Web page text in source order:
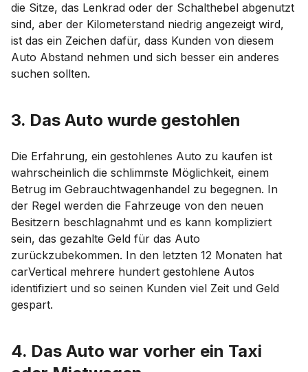
die Sitze, das Lenkrad oder der Schalthebel abgenutzt
sind, aber der Kilometerstand niedrig angezeigt wird,
ist das ein Zeichen dafür, dass Kunden von diesem
Auto Abstand nehmen und sich besser ein anderes
suchen sollten.
3. Das Auto wurde gestohlen
Die Erfahrung, ein gestohlenes Auto zu kaufen ist
wahrscheinlich die schlimmste Möglichkeit, einem
Betrug im Gebrauchtwagenhandel zu begegnen. In
der Regel werden die Fahrzeuge von den neuen
Besitzern beschlagnahmt und es kann kompliziert
sein, das gezahlte Geld für das Auto
zurückzubekommen. In den letzten 12 Monaten hat
carVertical mehrere hundert gestohlene Autos
identifiziert und so seinen Kunden viel Zeit und Geld
gespart.
4. Das Auto war vorher ein Taxi